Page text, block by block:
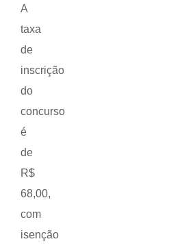
A
taxa
de
inscrição
do
concurso
é
de
R$
68,00,
com
isenção